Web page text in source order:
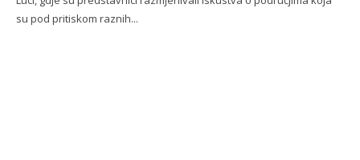
su pod pritiskom raznih...